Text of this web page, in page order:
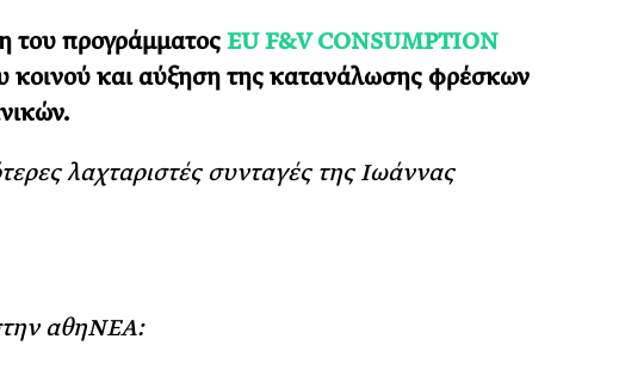
του προγράμματοςEU F&V CONSUMPTION
κοινού και αύξηση της κατανάλωσης φρέσκων
λαχταριστές συνταγές της Ιωάννας
αθηΝΕΑ: